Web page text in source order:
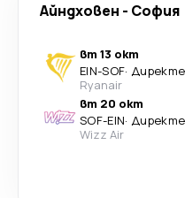
Айндховен - София
вт 13 окт
EIN-SOF·
Ryanair
вт 20 окт
SOF-EIN·
Wizz Air